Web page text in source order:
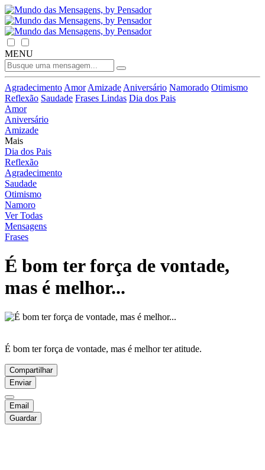
MENU
Agradecimento Amor Amizade Aniversário Namorado Otimismo
Reflexão Saudade Frases Lindas Dia dos Pais
Amor
Aniversário
Amizade
Mais
Dia dos Pais
Reflexão
Agradecimento
Saudade
Otimismo
Namoro
Ver Todas
Mensagens
Frases
É bom ter força de vontade,
mas é melhor...
É bom ter força de vontade, mas é melhor ter atitude.
Compartilhar
Enviar
Email
Guardar